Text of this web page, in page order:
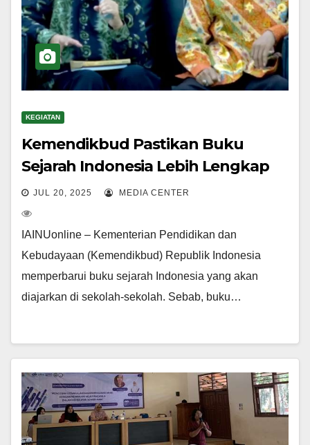
KEGIATAN
Kemendikbud Pastikan Buku
Sejarah Indonesia Lebih Lengkap
JUL 20, 2025 MEDIA CENTER
IAINUonline – Kementerian Pendidikan dan
Kebudayaan (Kemendikbud) Republik Indonesia
memperbarui buku sejarah Indonesia yang akan
diajarkan di sekolah-sekolah. Sebab, buku…